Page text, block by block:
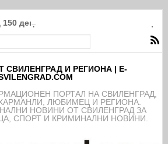
150 деца от школата на ФК
СВИЛЕНГРАД И РЕГИОНА | E-
ПОРТАЛ НА СВИЛЕНГРАД,
ЛЮБИМЕЦ И РЕГИОНА.
НОВИНИ ОТ СВИЛЕНГРАД ЗА
СПОРТ И КРИМИНАЛНИ НОВИНИ.